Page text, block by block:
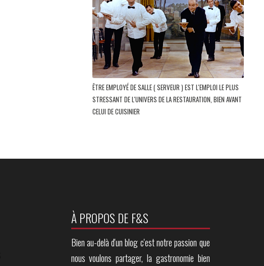
ÊTRE EMPLOYÉ DE SALLE ( SERVEUR ) EST L'EMPLOI LE PLUS
STRESSANT DE L'UNIVERS DE LA RESTAURATION, BIEN AVANT
CELUI DE CUISINIER
À PROPOS DE F&S
Bien au-delà d'un blog c'est notre passion que
nous voulons partager, la gastronomie bien